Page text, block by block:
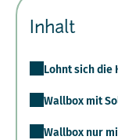
Inhalt
Lohnt sich die
Wallbox mit
Wallbox nur